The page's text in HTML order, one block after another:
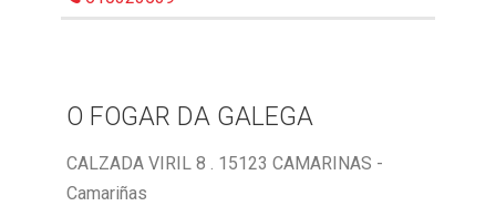
O FOGAR DA GALEGA
CALZADA VIRIL 8 . 15123 CAMARINAS -
Camariñas